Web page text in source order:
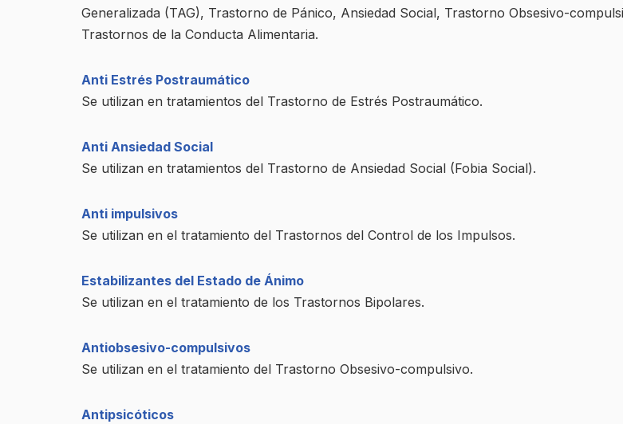
Generalizada (TAG), Trastorno de Pánico, Ansiedad Social, Trastorno Obsesivo-
Trastornos de la Conducta Alimentaria.
Anti Estrés Postraumático
Se utilizan en tratamientos del Trastorno de Estrés Postraumático.
Anti Ansiedad Social
Se utilizan en tratamientos del Trastorno de Ansiedad Social (Fobia Social).
Anti impulsivos
Se utilizan en el tratamiento del Trastornos del Control de los Impulsos.
Estabilizantes del Estado de Ánimo
Se utilizan en el tratamiento de los Trastornos Bipolares.
Antiobsesivo-compulsivos
Se utilizan en el tratamiento del Trastorno Obsesivo-compulsivo.
Antipsicóticos